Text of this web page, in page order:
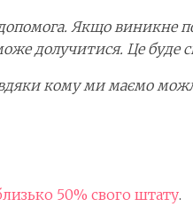
Якщо виникне
долучитися. Це буде
кому ми маємо
50% свого штату.